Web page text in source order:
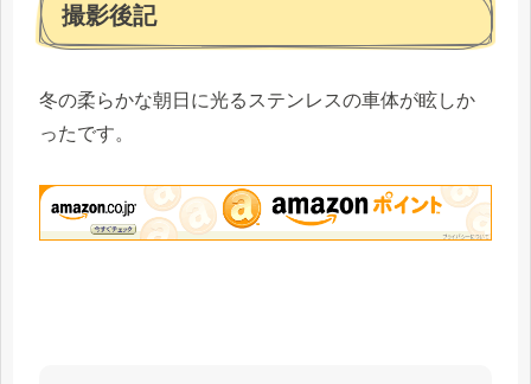
撮影後記
冬の柔らかな朝日に光るステンレスの車体が眩しか
ったです。